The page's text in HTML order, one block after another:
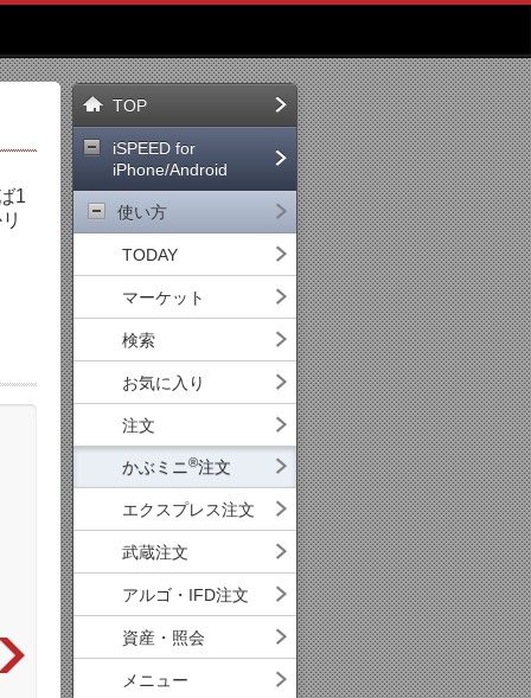
TOP
iSPEED for
iPhone/Android
使い方
TODAY
マーケット
検索
お気に入り
注文
かぶミニ®注文
エクスプレス注文
武蔵注文
アルゴ・IFD注文
資産・照会
メニュー
1